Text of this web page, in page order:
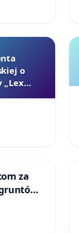
o
„Lex
za